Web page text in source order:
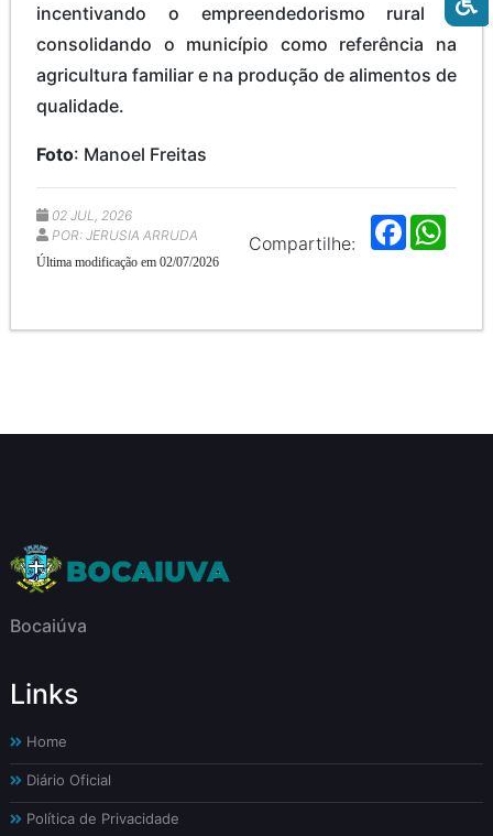
incentivando o empreendedorismo rural e
consolidando o município como referência na
agricultura familiar e na produção de alimentos de
qualidade.
Foto: Manoel Freitas
Compartilhe:
F
a
o
p
02 JUL, 2026
POR: JERUSIA ARRUDA
Última modificação em 02/07/2026
Bocaiúva
Links
Home
Diário Oficial
Política de Privacidade